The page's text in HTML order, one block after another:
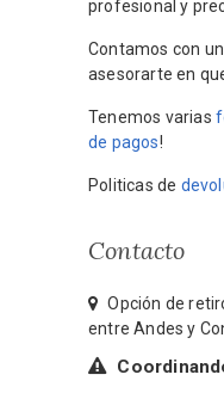
profesional y
Contamos con
asesorarte en
Tenemos varias
de pagos!
Politicas de
Contacto
Opción de
entre Andes y